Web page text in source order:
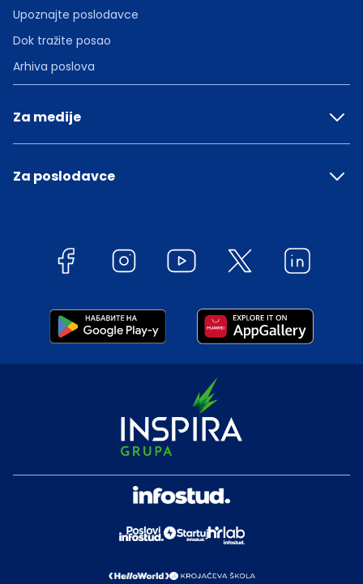
Upoznajte poslodavce
Dok tražite posao
Arhiva poslova
Za medije
Za poslodavce